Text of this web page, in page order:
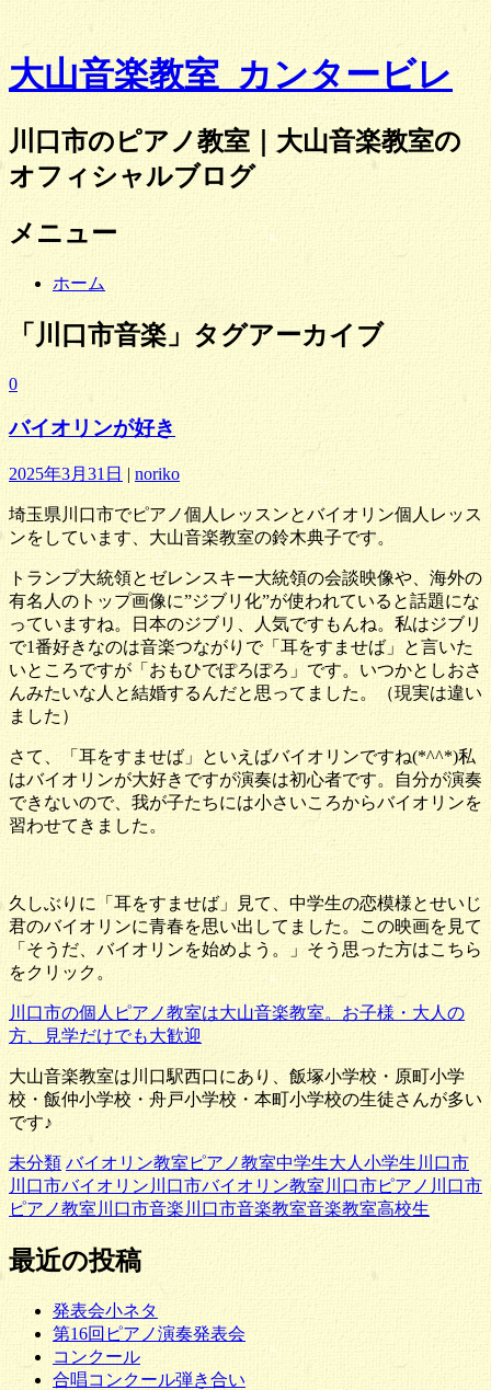
大山音楽教室_カンタービレ
川口市のピアノ教室｜大山音楽教室の
オフィシャルブログ
メニュー
テ
ツ
へ
ス
キ
ッ
ホーム
「 川口市音楽 」タグアーカイブ
0
バイオリンが好き
2025年3月31日 | noriko
埼玉県川口市でピアノ個人レッスンとバイオリン個人レッス
ンをしています、大山音楽教室の鈴木典子です。
トランプ大統領とゼレンスキー大統領の会談映像や、海外の
有名人のトップ画像に”ジブリ化”が使われていると話題にな
っていますね。日本のジブリ、人気ですもんね。私はジブリ
で1番好きなのは音楽つながりで「耳をすませば」と言いた
いところですが「おもひでぽろぽろ」です。いつかとしおさ
んみたいな人と結婚するんだと思ってました。（現実は違い
ました）
さて、「耳をすませば」といえばバイオリンですね(*^^*)私
はバイオリンが大好きですが演奏は初心者です。自分が演奏
できないので、我が子たちには小さいころからバイオリンを
習わせてきました。
久しぶりに「耳をすませば」見て、中学生の恋模様とせいじ
君のバイオリンに青春を思い出してました。この映画を見て
「そうだ、バイオリンを始めよう。」そう思った方はこちら
をクリック。
川口市の個人ピアノ教室は大山音楽教室。お子様・大人の
方、見学だけでも大歓迎
大山音楽教室は川口駅西口にあり、飯塚小学校・原町小学
校・飯仲小学校・舟戸小学校・本町小学校の生徒さんが多い
です♪
未分類 バイオリン教室 ピアノ教室中学生大人小学生 川口市
川口市バイオリン 川口市バイオリン教室 川口市ピアノ 川口市
ピアノ教室 川口市音楽 川口市音楽教室音楽教室高校生
最近の投稿
発表会小ネタ
第16回ピアノ演奏発表会
コンクール
合唱コンクール弾き合い